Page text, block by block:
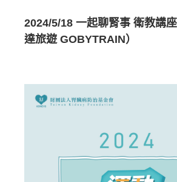
2024/5/18 一起聊腎事 衛教講
達旅遊 GOBYTRAIN）